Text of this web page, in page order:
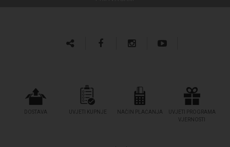
DOSTAVA UVJETI KUPNJE NAČIN PLAĆANJA
UVJETI PROGRAMA
VJERNOSTI